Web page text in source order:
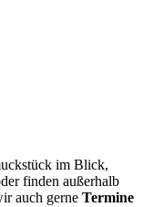
im Blick,
finden außerhalb
auch gerne Termine